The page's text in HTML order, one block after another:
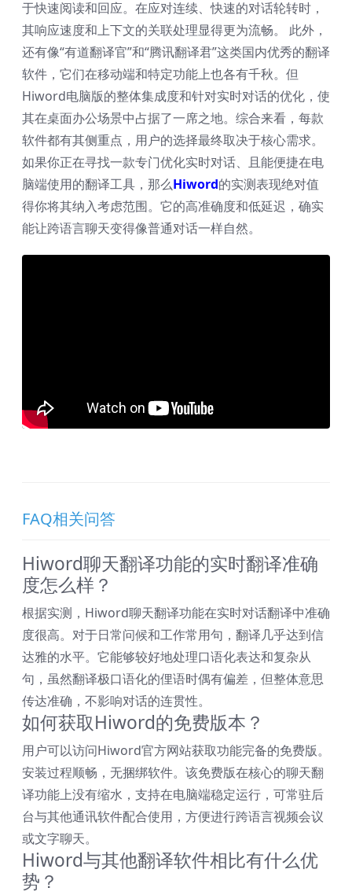
于快速阅读和回应。在应对连续、快速的对话轮转时，
其响应速度和上下文的关联处理显得更为流畅。 此外，
还有像“有道翻译官”和“腾讯翻译君”这类国内优秀的翻译
软件，它们在移动端和特定功能上也各有千秋。但
Hiword电脑版的整体集成度和针对实时对话的优化，使
其在桌面办公场景中占据了一席之地。综合来看，每款
软件都有其侧重点，用户的选择最终取决于核心需求。
如果你正在寻找一款专门优化实时对话、且能便捷在电
脑端使用的翻译工具，那么Hiword的实测表现绝对值
得你将其纳入考虑范围。它的高准确度和低延迟，确实
能让跨语言聊天变得像普通对话一样自然。
FAQ相关问答
Hiword聊天翻译功能的实时翻译准确
度怎么样？
根据实测，Hiword聊天翻译功能在实时对话翻译中准确
度很高。对于日常问候和工作常用句，翻译几乎达到信
达雅的水平。它能够较好地处理口语化表达和复杂从
句，虽然翻译极口语化的俚语时偶有偏差，但整体意思
传达准确，不影响对话的连贯性。
如何获取Hiword的免费版本？
用户可以访问Hiword官方网站获取功能完备的免费版。
安装过程顺畅，无捆绑软件。该免费版在核心的聊天翻
译功能上没有缩水，支持在电脑端稳定运行，可常驻后
台与其他通讯软件配合使用，方便进行跨语言视频会议
或文字聊天。
Hiword与其他翻译软件相比有什么优
势？